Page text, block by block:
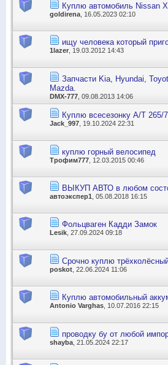
Куплю автомобиль Nissan
goldirena , 16.05.2023 02:10
ищу человека который
1lazer , 19.03.2012 14:43
Запчасти Kia, Hyundai,
Mazda.
DMX-777 , 09.08.2013 14:06
Куплю всесезонку A/T 265/
Jack_997 , 19.10.2024 22:31
куплю горный велосипед
Трофим777 , 12.03.2015 00:46
ВЫКУП АВТО в любом
автоэкспер1 , 05.08.2018 16:15
Фольцваген Кадди Замок
Lesik, 27.09.2024 09:18
Срочно куплю
poskot , 22.06.2024 11:06
Куплю автомобильный
Antonio Varghas , 10.07.2016 22:15
проводку бу от любой
shayba , 21.05.2024 22:17